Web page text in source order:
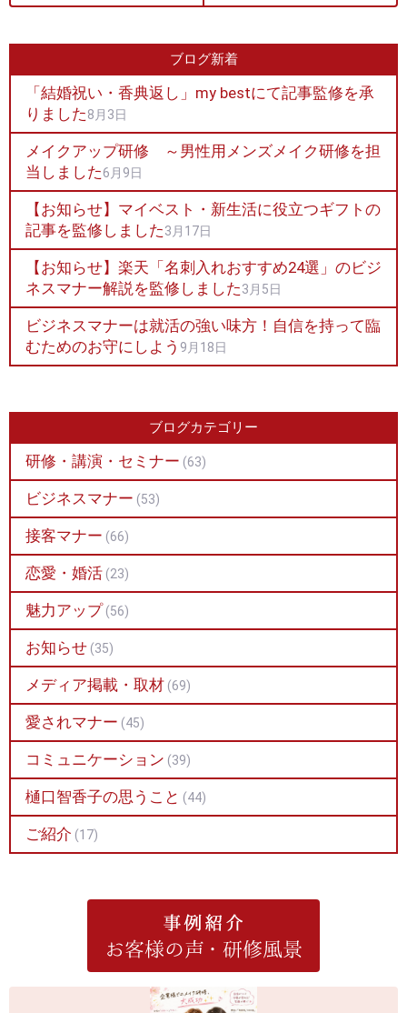
ブログ新着
「結婚祝い・香典返し」my bestにて記事監修を承
りました8月3日
メイクアップ研修 ～男性用メンズメイク研修を担
当しました6月9日
【お知らせ】マイベスト・新生活に役立つギフトの
記事を監修しました3月17日
【お知らせ】楽天「名刺入れおすすめ24選」のビジ
ネスマナー解説を監修しました3月5日
ビジネスマナーは就活の強い味方！自信を持って臨
むためのお守にしよう 9月18日
ブログカテゴリー
研修・講演・セミナー (63)
ビジネスマナー (53)
接客マナー (66)
恋愛・婚活 (23)
魅力アップ (56)
お知らせ (35)
メディア掲載・取材 (69)
愛されマナー (45)
コミュニケーション (39)
樋口智香子の思うこと (44)
ご紹介 (17)